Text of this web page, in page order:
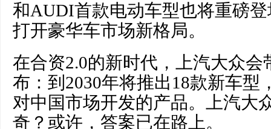
和AUDI首款电动车型也将重磅
打开豪华车市场新格局。
在合资2.0的新时代，上汽大众
布：到2030年将推出18款新车型
对中国市场开发的产品。上汽大
奇？或许，答案已在路上。